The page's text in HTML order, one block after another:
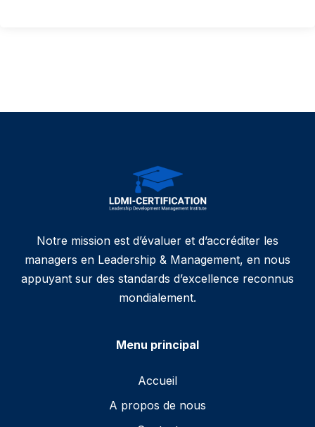
Notre mission est d’évaluer et d’accréditer les
managers en Leadership & Management, en nous
appuyant sur des standards d’excellence reconnus
mondialement.
Menu principal
Accueil
A propos de nous